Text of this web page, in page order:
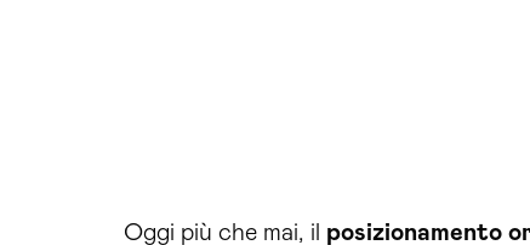
Oggi più che mai, il posizionamento